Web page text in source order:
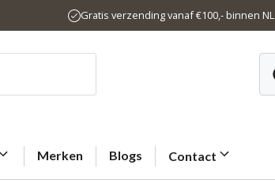
Gratis verzending vanaf €100,- binnen NL
Merken Blogs Contact